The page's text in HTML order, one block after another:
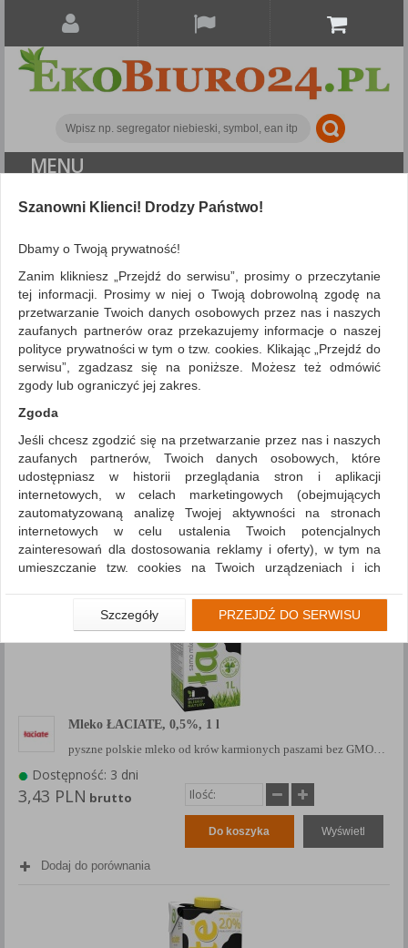
MENU
ALL CATEGORIES
FILTRY
Artykuły spożywcze Mleka i śmietanki
ZNALEZIONYCH PRODUKTÓW: 24
MLEKA I ŚMIETANKI
Pokaż produktów
Siatka Lista
1 2
Mleko ŁACIATE, 0,5%, 1 l
pyszne polskie mleko od krów karmionych paszami bez GMO…
Dostępność: 3 dni
3,43 PLN brutto
Do koszyka Wyświetl
Dodaj do porównania
Szanowni Klienci! Drodzy Państwo!
Dbamy o Twoją prywatność!
Zanim klikniesz „Przejdź do serwisu”, prosimy o przeczytanie
tej informacji. Prosimy w niej o Twoją dobrowolną zgodę na
przetwarzanie Twoich danych osobowych przez nas i naszych
zaufanych partnerów oraz przekazujemy informacje o naszej
polityce prywatności w tym o tzw. cookies. Klikając „Przejdź do
serwisu”, zgadzasz się na poniższe. Możesz też odmówić
zgody lub ograniczyć jej zakres.
Zgoda
Jeśli chcesz zgodzić się na przetwarzanie przez nas i naszych
zaufanych partnerów, Twoich danych osobowych, które
udostępniasz w historii przeglądania stron i aplikacji
internetowych, w celach marketingowych (obejmujących
zautomatyzowaną analizę Twojej aktywności na stronach
internetowych w celu ustalenia Twoich potencjalnych
zainteresowań dla dostosowania reklamy i oferty), w tym na
umieszczanie tzw. cookies na Twoich urządzeniach i ich
Jeśli nie chcesz wyrazić zgody lub ograniczyć jej zakres, kliknij
„Szczegóły”, gdzie znajdziesz wszelkie informacje o tym jak to
zrobić . Te same informacje znajdziesz także na podstronie z
naszą polityką prywatności obowiązującą od 25 maja 2018.
W przypadku użytkowników zalogowanych, aby umożliwić
prawidłową realizację Umowy z Państwem i związane z tym
prawidłowe działanie naszej strony www, a w szczególności
np. wysłanie potwierdzenia zamówienia na Państwa email lub
wyświetlenie Państwu prawidłowych informacji o promocjach
czy cenach indywidualnych, ważna jest Państwa wcześniejsza
zgoda której udzieliliście podczas zakładania konta.
Każda Państwa zgoda jest dobrowolna i można ją w dowolnym
Polityka prywatności (rozwiń)
Klauzula Informacyjna (rozwiń)
Lista Zaufanych Partnerów (rozwiń)
Szczegóły PRZEJDŹ DO SERWISU